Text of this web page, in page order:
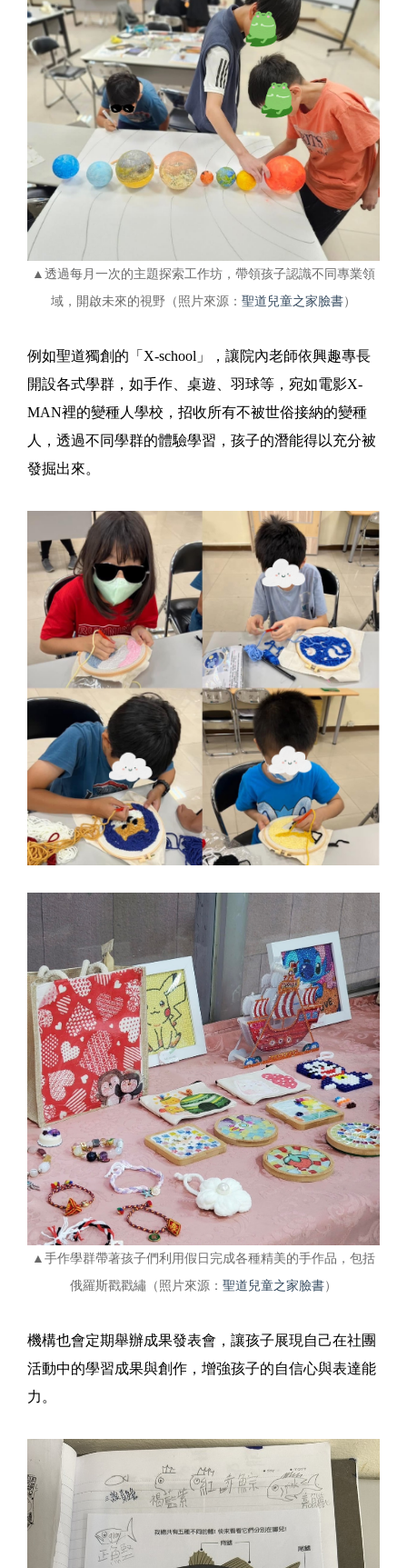
▲透過每月一次的主題探索工作坊，帶領孩子認識不同專業領
域，開啟未來的視野（照片來源： 聖道兒童之家臉書）
例如聖道獨創的「X-school」，讓院內老師依興趣專長
開設各式學群，如手作、桌遊、羽球等，宛如電影X-
MAN裡的變種人學校，招收所有不被世俗接納的變種
人，透過不同學群的體驗學習，孩子的潛能得以充分被
發掘出來。
▲手作學群帶著孩子們利用假日完成各種精美的手作品，包括
俄羅斯戳戳繡（照片來源： 聖道兒童之家臉書）
機構也會定期舉辦成果發表會，讓孩子展現自己在社團
活動中的學習成果與創作，增強孩子的自信心與表達能
力。